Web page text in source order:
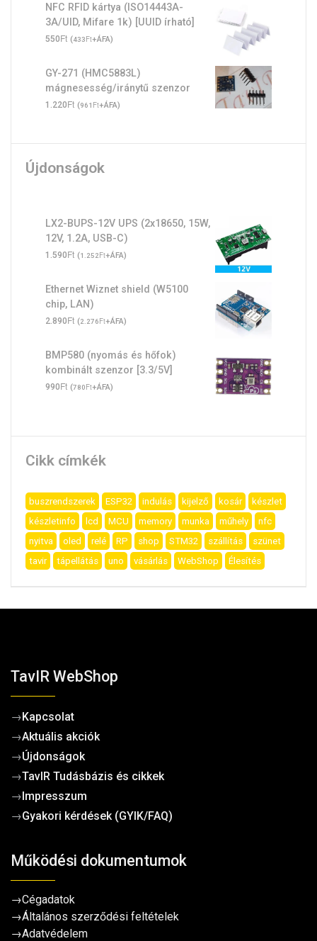
NFC RFID kártya (ISO14443A-
3A/UID, Mifare 1k) [UUID írható]
550Ft (433Ft+ÁFA)
GY-271 (HMC5883L)
mágnesesség/iránytű szenzor
1.220Ft (961 Ft+ÁFA)
Újdonságok
LX2-BUPS-12V UPS (2x18650, 15W,
12V, 1.2A, USB-C)
1.590Ft (1.252Ft+ÁFA)
Ethernet Wiznet shield (W5100
chip, LAN)
2.890Ft (2.276Ft+ÁFA)
BMP580 (nyomás és hőfok)
kombinált szenzor [3.3/5V]
990Ft (780Ft+ÁFA)
Cikk címkék
buszrendszerek ESP32 indulás kijelző kosár
készlet
készletinfo
lcd MCU memory munka műhely
nfc
nyitva
oled relé RP shop STM32 szállítás
szünet
tavir
tápellátás uno vásárlás WebShop Élesítés
TavIR WebShop
→Kapcsolat
→Aktuális akciók
→Újdonságok
→TavIR Tudásbázis és cikkek
→Impresszum
→Gyakori kérdések (GYIK/FAQ)
Működési dokumentumok
→Cégadatok
→Általános szerződési feltételek
→Adatvédelem